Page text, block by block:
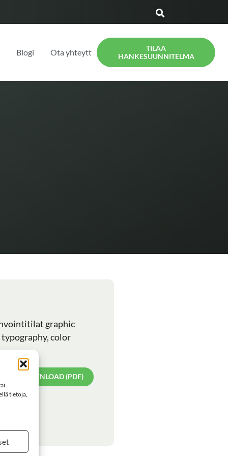
tietoja,
Blogi Ota yhteyttä
TILAA
HANKESUUNNITELMA
graphic
typography, color
DOWNLOAD (PDF)